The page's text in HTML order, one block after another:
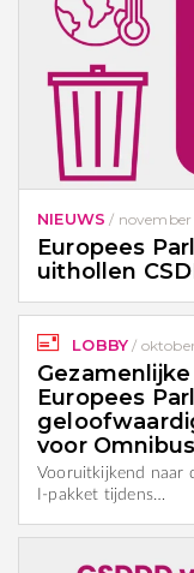
NIEUWS / november
Europees
uithollen
LOBBY /
Europees
voor
Vooruitkijkend naar
I-pakket tijdens…